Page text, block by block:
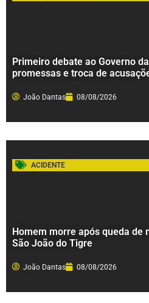
Primeiro debate ao Governo
promessas e troca de
João Dantas 08/08/2026
ACIDENTE
Homem morre após queda de
São João do Tigre
João Dantas 08/08/2026